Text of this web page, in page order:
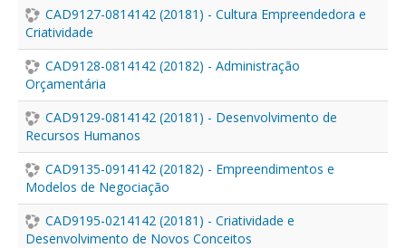
CAD9127-0814142 (20181) - Cultura Empreendedora e
Criatividade
CAD9128-0814142 (20182) - Administração
Orçamentária
CAD9129-0814142 (20181) - Desenvolvimento de
Recursos Humanos
CAD9135-0914142 (20182) - Empreendimentos e
Modelos de Negociação
CAD9195-0214142 (20181) - Criatividade e
Desenvolvimento de Novos Conceitos